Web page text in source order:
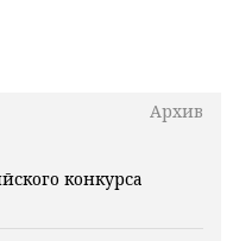
Архив
конкурса